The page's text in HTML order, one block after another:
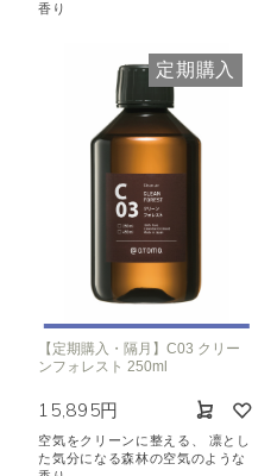
香り
定期購入
【定期購入・隔月】C03 クリー
ンフォレスト 250ml
15,895円
空気をクリーンに整える、 凛とし
た気分になる森林の空気のような